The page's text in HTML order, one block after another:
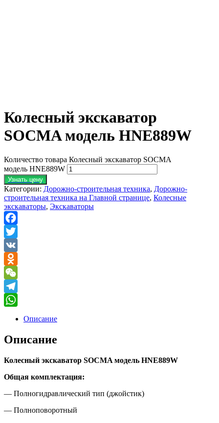
Колесный экскаватор
SOCMA модель HNE889W
Количество товара Колесный экскаватор SOCMA
модель HNE889W
Узнать цену
Категории: Дорожно-строительная техника, Дорожно-
строительная техника на Главной странице, Колесные
экскаваторы, Экскаваторы
Facebook
Twitter
VK
Odnoklassniki
WeChat
Telegram
Описание
Описание
Колесный экскаватор SOCMA модель HNE889W
Общая комплектация:
— Полногидравлический тип (джойстик)
— Полноповоротный